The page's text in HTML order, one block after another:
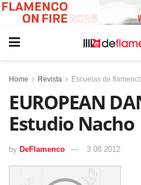
Home Revista Escuelas de flamenco
EUROPEAN
Estudio Nacho
by DeFlamenco 3 08 2012